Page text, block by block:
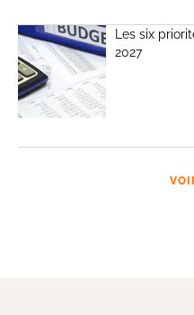
Les six
2027